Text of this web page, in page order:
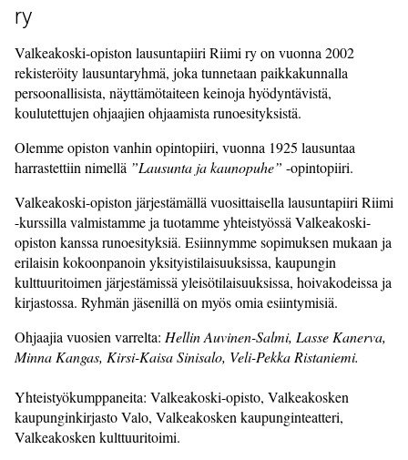
ry
Valkeakoski-opiston lausuntapiiri Riimi ry on vuonna 2002
rekisteröity lausuntaryhmä, joka tunnetaan paikkakunnalla
persoonallisista, näyttämötaiteen keinoja hyödyntävistä,
koulutettujen ohjaajien ohjaamista runoesityksistä.
Olemme opiston vanhin opintopiiri, vuonna 1925 lausuntaa
harrastettiin nimellä ”Lausunta ja kaunopuhe” -opintopiiri.
Valkeakoski-opiston järjestämällä vuosittaisella lausuntapiiri Riimi
-kurssilla valmistamme ja tuotamme yhteistyössä Valkeakoski-
opiston kanssa runoesityksiä. Esiinnymme sopimuksen mukaan ja
erilaisin kokoonpanoin yksityistilaisuuksissa, kaupungin
kulttuuritoimen järjestämissä yleisötilaisuuksissa, hoivakodeissa ja
kirjastossa. Ryhmän jäsenillä on myös omia esiintymisiä.
Ohjaajia vuosien varrelta: Hellin Auvinen-Salmi, Lasse Kanerva,
Minna Kangas, Kirsi-Kaisa Sinisalo, Veli-Pekka Ristaniemi.
Yhteistyökumppaneita: Valkeakoski-opisto, Valkeakosken
kaupunginkirjasto Valo, Valkeakosken kaupunginteatteri,
Valkeakosken kulttuuritoimi.